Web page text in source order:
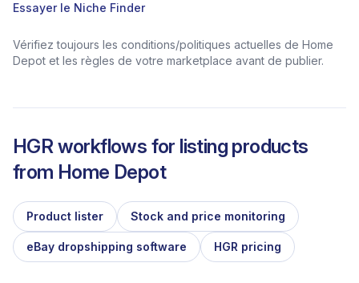
Essayer le Niche Finder
Vérifiez toujours les conditions/politiques actuelles de Home
Depot et les règles de votre marketplace avant de publier.
HGR workflows for listing products
from Home Depot
Product lister Stock and price monitoring
eBay dropshipping software HGR pricing